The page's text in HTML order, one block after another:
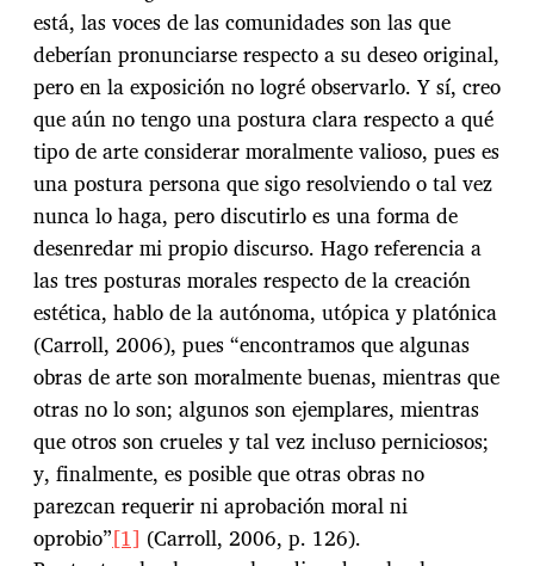
está, las voces de las comunidades son las que
deberían pronunciarse respecto a su deseo original,
pero en la exposición no logré observarlo. Y sí, creo
que aún no tengo una postura clara respecto a qué
tipo de arte considerar moralmente valioso, pues es
una postura persona que sigo resolviendo o tal vez
nunca lo haga, pero discutirlo es una forma de
desenredar mi propio discurso. Hago referencia a
las tres posturas morales respecto de la creación
estética, hablo de la autónoma, utópica y platónica
(Carroll, 2006), pues “encontramos que algunas
obras de arte son moralmente buenas, mientras que
otras no lo son; algunos son ejemplares, mientras
que otros son crueles y tal vez incluso perniciosos;
y, finalmente, es posible que otras obras no
parezcan requerir ni aprobación moral ni
oprobio”[1] (Carroll, 2006, p. 126).